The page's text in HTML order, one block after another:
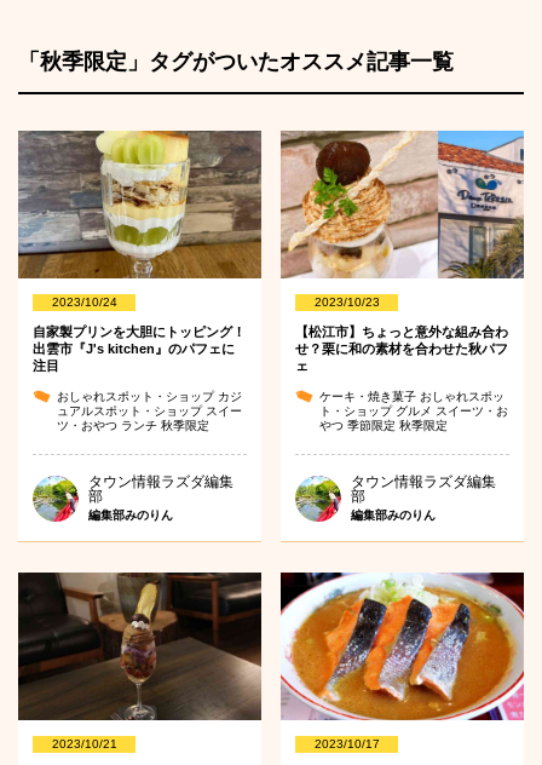
「秋季限定」タグがついたオススメ記事一覧
2023/10/24
自家製プリンを大胆にトッピング！
出雲市『J's kitchen』のパフェに
注目
おしゃれスポット・ショップ カジ
ュアルスポット・ショップ スイー
ツ・おやつ ランチ 秋季限定
タウン情報ラズダ編集
部
編集部みのりん
2023/10/23
【松江市】ちょっと意外な組み合わ
せ？栗に和の素材を合わせた秋パフ
ェ
ケーキ・焼き菓子 おしゃれスポッ
ト・ショップ グルメ スイーツ・お
やつ季節限定秋季限定
タウン情報ラズダ編集
部
編集部みのりん
2023/10/21 2023/10/17